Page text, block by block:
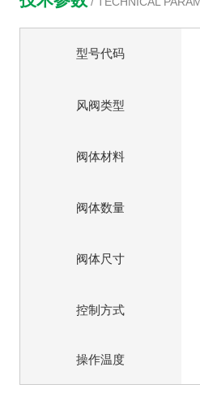
型号代码
风阀类型
阀体材料
阀体数量
阀体尺寸
控制方式
操作温度